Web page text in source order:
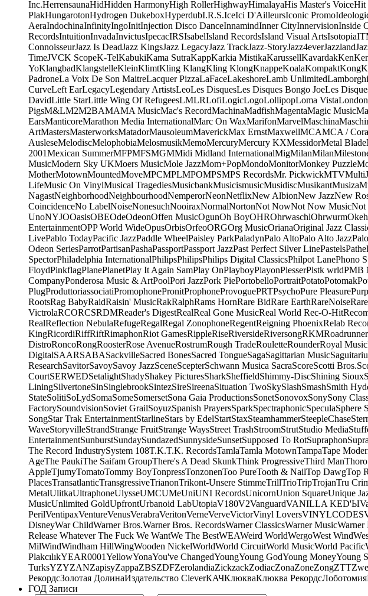
Inc.HerrensaunaHidHidden HarmonyHigh RollerHighwayHimalayaHis Master's VoiceHit
PlakHungarotonHydrogen DukeboxHyperdubI.R.S.IceIci D'AilleursIconic Promo
AeraIndochinaInfinityIngoInitInjection Disco DanceInnamindInner CityInnervisionInside
RecordsIntuitionInvadaInvictusIpecacIRSIsabelIsland RecordsIsland Visual ArtsIsotopia
ConnoisseurJazz Is DeadJazz KingsJazz LegacyJazz TrackJazz-StoryJazz4everJazzland
TimeJVCK ScopeK-TelKabukiKama SutraKappKarkia MistikaKarussellKavardakKen
YoKlangbadKlangstelleKleinKlimtKling KlangKling KlongKnappeKoalaKompaktKong
PadroneLa Voix De Son MaitreLacquer PizzaLaFaceLakeshoreLamb Unlimited
CurveLeft EarLegacyLegendary ArtistsLeoLes DisquesLes Disques Bongo JoeLes
DavidLittle StarLittle Wing Of RefugeesLMLRLofiLogicLogoLollipopLoma VistaLondon
PigsM&LM2M2BAMAMA MusicMac's RecordMachinaMadfishMagentaMagic Music
EarsManticoreMarathon Media InternationalMarc On WaxMarifonMarvelMaschina
ArtMastersMasterworksMatadorMausoleumMaverickMax ErnstMaxwellMCAMCA /
AusleseMelodiscMelophobiaMelosmusikMemoMercuryMercury KXMessidorMetal Blade
2001Mexican SummerMFPMFSMGMMidi Midland InternationalMigMilanMilan
MusicModern Sky UKMoers MusicMole JazzMom+PopMondoMonitorMonkey Puzzle
MotherMotownMountedMoveMPCMPLMPOMPSMPS RecordsMr. PickwickMTV
LifeMusic On VinylMusical TragediesMusicbankMusicismusicMusidiscMusikantMusiza
NagastNeighborhoodNeighbourhoodNemperorNeonNetflixNew AlbionNew JazzNew
CoincidenceNo LabelNoiseNonesuchNooiraxNormalNortonNot NowNot Now MusicNot
UnoNYJOOasisOBEOdeOdeonOffen MusicOgunOh BoyOHROhrwaschlOhrwurmOkeh
EntertainmentOPP World WideOpusOrbisOrfeoORGOrg MusicOrianaOriginal Jazz
LivePablo TodayPacific JazzPaddle WheelPaisley ParkPaladynPalo AltoPalo Alto Jazz
Odeon SeriesParrotPartisanPashaPassportPassport JazzPast Perfect Silver LinePastelsPathe
SpectorPhiladelphia InternationalPhilipsPhilipsPhilips Digital ClassicsPhilpot LanePhono
FloydPinkflagPlanePlanetPlay It Again SamPlay OnPlayboyPlayonPlesserPlstk wrldPMB
CompanyPonderosa Music & ArtPoolPori JazzPork PiePortobelloPortraitPotatoPotomak
PlugProduttoriassociatiPromophonePronitProphoneProvoguePRTPsychoPure Pleasure
RootsRag BabyRaidRaisin' MusicRakRalphRams HornRare BidRare EarthRareNoise
VictrolaRCORCSRDMReader's DigestRealReal Gone MusicReal World Rec-O-Hit
RealReflection NebulaRefugeRegalRegal ZonophoneRegentReigning PhoenixRelab
KingRicordiRiffRiftRimaphonRiot GamesRippleRiseRiversideRiversongRKMRoadrunner
DistroRoncoRongRoosterRose AvenueRostrumRough TradeRouletteRounderRoyal Music
DigitalSAARSABASackvilleSacred BonesSacred TongueSagaSagittarian Music
ResearchSavitorSavoySavoy JazzSceneScepterSchwann Musica SacraScoreScotti Bros.
CourtSERWEDSetalightShadyShakey PicturesSharkSheffieldShimmy-DiscShining Sioux
LiningSilvertoneSinSinglebrookSintezSireSireenaSituation TwoSkySlashSmashSmith
StateSolitiSoLydSomaSomeSomersetSona Gaia ProductionsSonetSonovoxSonySony
FactorySoundvisionSoviet GrailSoyuzSpanish PrayersSparkSpectraphonicSpeculaSphere
SongStar Trak EntertainmentStarlineStars by EdelStartStaxSteamhammerSteepleChase
WaveStoryvilleStrandStrange FruitStrange WaysStreet TrashStroomStrutStudio Media
EntertainmentSunburstSundaySundazedSunnysideSunsetSupposed To RotSupraphon
The Record IndustrySystem 108T.K.T.K. RecordsTamlaTamla MotownTampaTape
AgeThe PaukiThe Saifam GroupThere's A Dead SkunkThink ProgressiveThird Man
AppleTjumyTomatoTommy BoyTonpressTonzonenToo PureTooth & NailTop DawgTop
PlacesTransatlanticTransgressiveTrianonTrikont-Unsere StimmeTrillTrioTripTrojanTru
MetalUlitkaUltraphoneUlysseUMCUMeUniUNI RecordsUnicornUnion SquareUnique
MusicUnlimited GoldUpfrontUrbanoid LabUtopiaV180V2VanguardVANILLA KED'Ы
PerilVentipaxVentureVenusVerabraVeritonVerneVerveVictorVinyl LoversVINYLCODES
DisneyWar ChildWarner Bros.Warner Bros. RecordsWarner ClassicsWarner MusicWarner
Release Whatever The Fuck We WantWe The BestWEAWeird WorldWergoWest Wind
MilWindWindham HillWingWooden NickelWorldWorld CircuitWorld MusicWorld Pacific
PlakcılıkYEAR0001YellowYonaYou've ChangedYoungYoung GodYoung MoneyYoung
TurksYZYZANZapisyZappaZBSZDFZerolandiaZickzackZodiacZonaZoneZongZTT
РекордсЗолотая ДолинаИздательство CleverКАЧКлюкваКлюква РекордсЛоботомия
ГОД Записи